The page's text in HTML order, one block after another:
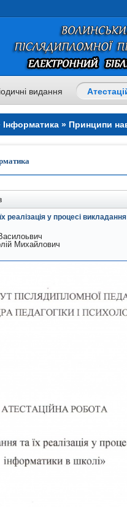
видання
» Принципи
реалізація у процесі
Михайлович